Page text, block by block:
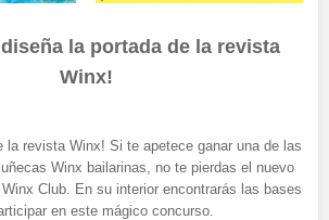
la portada de la revista
Winx!
la revista Winx! Si te apetece ganar una de las
Winx bailarinas, no te pierdas el nuevo
Club. En su interior encontrarás las bases
en este mágico concurso.